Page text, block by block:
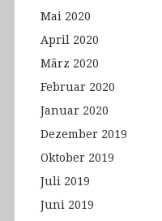
Mai 2020
April 2020
März 2020
Februar 2020
Januar 2020
Dezember 2019
Oktober 2019
Juli 2019
Juni 2019